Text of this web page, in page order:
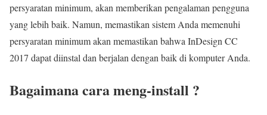
persyaratan minimum, akan memberikan pengalaman pengguna
yang lebih baik. Namun, memastikan sistem Anda memenuhi
persyaratan minimum akan memastikan bahwa InDesign CC
2017 dapat diinstal dan berjalan dengan baik di komputer Anda.
Bagaimana cara meng-install ?